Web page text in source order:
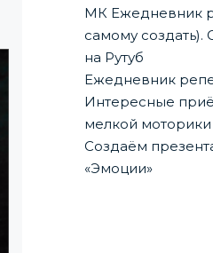
МК Ежедневник
самому создать).
на Рутуб
Ежедневник
Интересные
мелкой
Создаём
«Эмоции»